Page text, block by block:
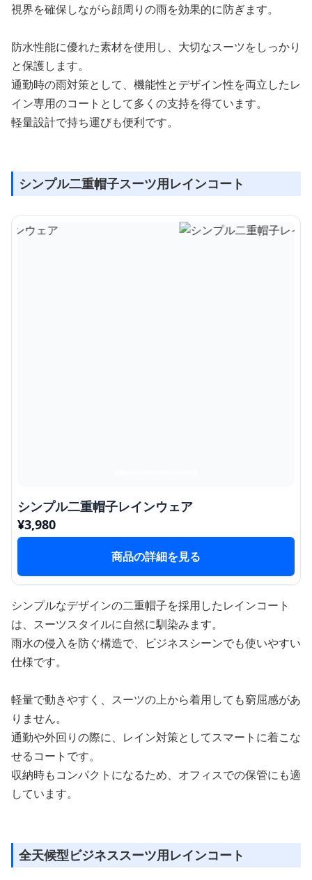
視界を確保しながら顔周りの雨を効果的に防ぎます。
防水性能に優れた素材を使用し、大切なスーツをしっかり
と保護します。
通勤時の雨対策として、機能性とデザイン性を両立したレ
イン専用のコートとして多くの支持を得ています。
軽量設計で持ち運びも便利です。
シンプル二重帽子スーツ用レインコート
シンプル二重帽子レインウェア
¥3,980
商品の詳細を見る
シンプルなデザインの二重帽子を採用したレインコート
は、スーツスタイルに自然に馴染みます。
雨水の侵入を防ぐ構造で、ビジネスシーンでも使いやすい
仕様です。
軽量で動きやすく、スーツの上から着用しても窮屈感があ
りません。
通勤や外回りの際に、レイン対策としてスマートに着こな
せるコートです。
収納時もコンパクトになるため、オフィスでの保管にも適
しています。
全天候型ビジネススーツ用レインコート